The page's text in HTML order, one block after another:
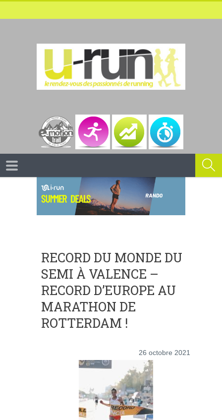
RECORD DU MONDE DU
SEMI À VALENCE –
RECORD D’EUROPE AU
MARATHON DE
ROTTERDAM !
26 octobre 2021